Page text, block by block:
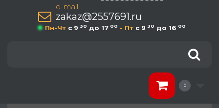
e-mail
zakaz@2557691.ru
Пн-Чт c 9 30 до 17 00 - Пт c 9 30 до 16 00
0